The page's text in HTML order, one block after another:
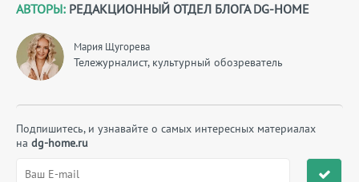
АВТОРЫ: РЕДАКЦИОННЫЙ ОТДЕЛ БЛОГА DG-HOME
Мария Щугорева
Тележурналист, культурный обозреватель
Подпишитесь, и узнавайте о самых интересных материалах
на dg-home.ru